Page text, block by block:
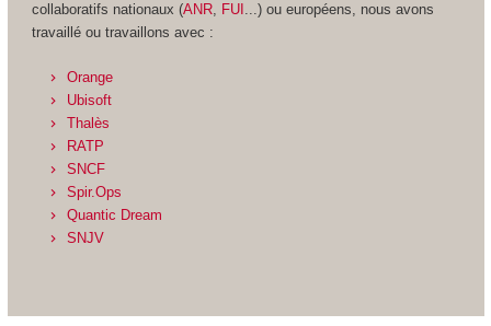
collaboratifs nationaux (ANR, FUI ...) ou européens, nous avons
travaillé ou travaillons avec :
Orange
Ubisoft
Thalès
RATP
SNCF
Spir.Ops
Quantic Dream
SNJV